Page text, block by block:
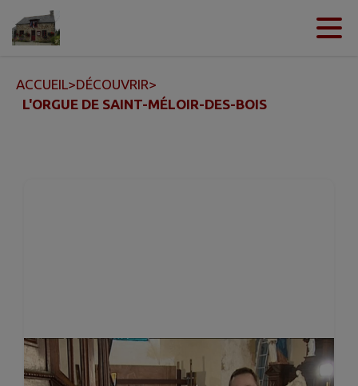
Contenu
ACCUEIL>DÉCOUVRIR>
L'ORGUE DE SAINT-MÉLOIR-DES-BOIS